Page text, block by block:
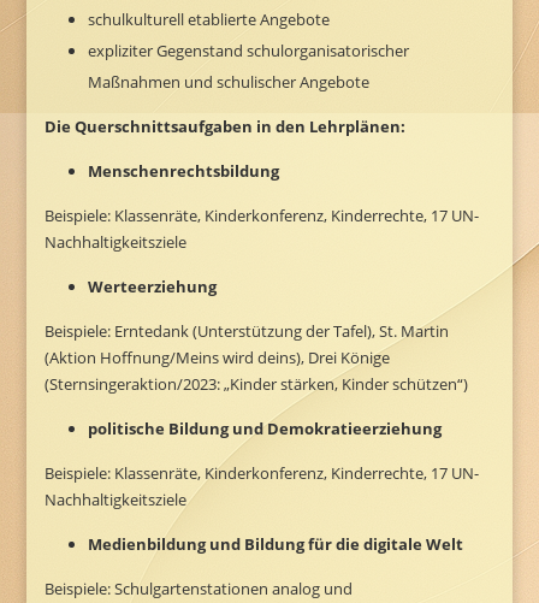
schulkulturell etablierte Angebote
expliziter Gegenstand schulorganisatorischer
Maßnahmen und schulischer Angebote
Die Querschnittsaufgaben in den Lehrplänen:
Menschenrechtsbildung
Beispiele: Klassenräte, Kinderkonferenz, Kinderrechte, 17 UN-
Nachhaltigkeitsziele
Werteerziehung
Beispiele: Erntedank (Unterstützung der Tafel), St. Martin
(Aktion Hoffnung/Meins wird deins), Drei Könige
(Sternsingeraktion/2023: „Kinder stärken, Kinder schützen“)
politische Bildung und Demokratieerziehung
Beispiele: Klassenräte, Kinderkonferenz, Kinderrechte, 17 UN-
Nachhaltigkeitsziele
Medienbildung und Bildung für die digitale Welt
Beispiele: Schulgartenstationen analog und